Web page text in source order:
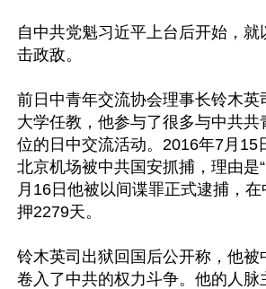
自中共党魁习近平上台后开始，就
击政敌。
前日中青年交流协会理事长铃木英
大学任教，他参与了很多与中共共
位的日中交流活动。2016年7月15
北京机场被中共国安抓捕，理由是
月16日他被以间谍罪正式逮捕，
押2279天。
铃木英司出狱回国后公开称，他被
卷入了中共的权力斗争。他的人脉